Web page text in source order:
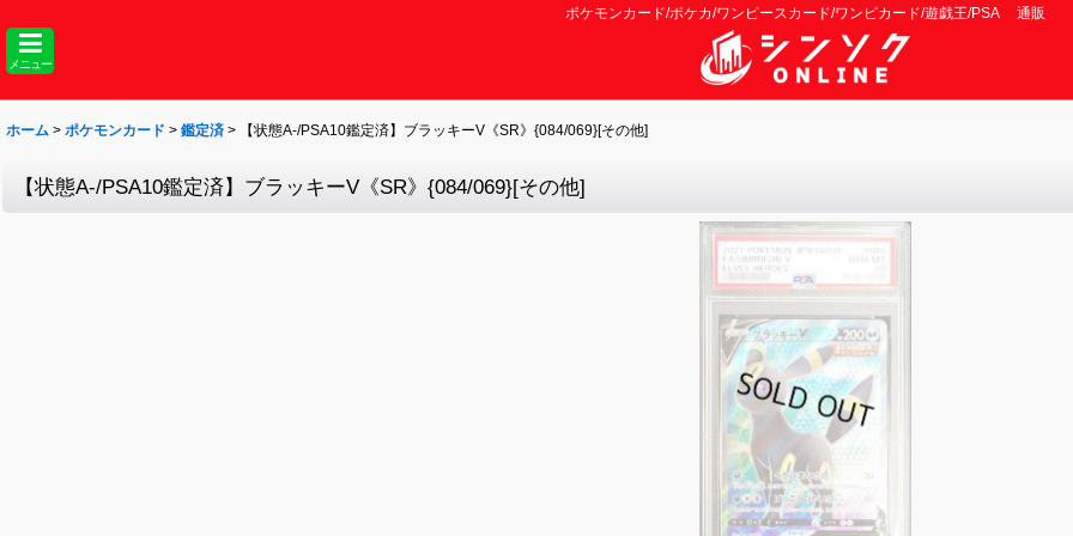
ポケモンカード/ポケカ/ワンピースカード/ワンピカード/遊戯王/PSA 通販
メニュー
ホーム > ポケモンカード > 鑑定済 > 【状態A-/PSA10鑑定済】ブラッキーV《SR》{084/069}[その他]
【状態A-/PSA10鑑定済】ブラッキーV《SR》{084/069}[その他]